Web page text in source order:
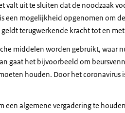
valt uit te sluiten dat de noodzaak
een mogelijkheid opgenomen om
terugwerkende kracht tot en
middelen worden gebruikt, waar
gaat het bijvoorbeeld om
houden. Door het coronavirus
een algemene vergadering te